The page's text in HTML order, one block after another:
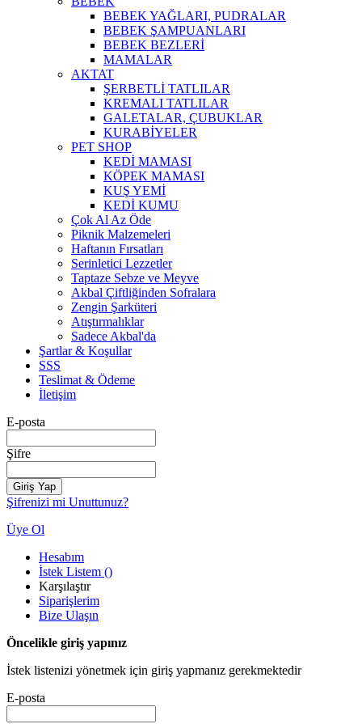
BEBEK YAĞLARI, PUDRALAR
BEBEK ŞAMPUANLARI
BEBEK BEZLERİ
MAMALAR
AKTAT
ŞERBETLİ TATLILAR
KREMALI TATLILAR
GALETALAR, ÇUBUKLAR
KURABİYELER
PET SHOP
KEDİ MAMASI
KÖPEK MAMASI
KUŞ YEMİ
KEDİ KUMU
Çok Al Az Öde
Piknik Malzemeleri
Haftanın Fırsatları
Serinletici Lezzetler
Taptaze Sebze ve Meyve
Akbal Çiftliğinden Sofralara
Zengin Şarküteri
Atıştırmalıklar
Sadece Akbal'da
Şartlar & Koşullar
SSS
Teslimat & Ödeme
İletişim
E-posta
Şifre
Giriş Yap
Şifrenizi mi Unuttunuz?
Üye Ol
Hesabım
İstek Listem ()
Karşılaştır
Siparişlerim
Bize Ulaşın
Öncelikle giriş yapınız
İstek listenizi yönetmek için giriş yapmanız gerekmektedir
E-posta